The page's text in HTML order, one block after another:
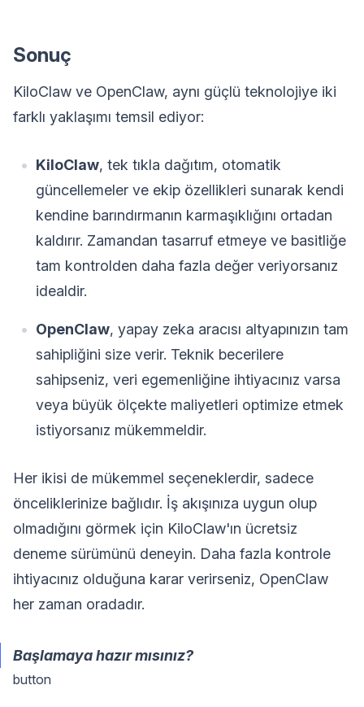
Sonuç
KiloClaw ve OpenClaw, aynı güçlü teknolojiye iki
farklı yaklaşımı temsil ediyor:
KiloClaw, tek tıkla dağıtım, otomatik
güncellemeler ve ekip özellikleri sunarak kendi
kendine barındırmanın karmaşıklığını ortadan
kaldırır. Zamandan tasarruf etmeye ve basitliğe
tam kontrolden daha fazla değer veriyorsanız
idealdir.
OpenClaw, yapay zeka aracısı altyapınızın tam
sahipliğini size verir. Teknik becerilere
sahipseniz, veri egemenliğine ihtiyacınız varsa
veya büyük ölçekte maliyetleri optimize etmek
istiyorsanız mükemmeldir.
Her ikisi de mükemmel seçeneklerdir, sadece
önceliklerinize bağlıdır. İş akışınıza uygun olup
olmadığını görmek için KiloClaw'ın ücretsiz
deneme sürümünü deneyin. Daha fazla kontrole
ihtiyacınız olduğuna karar verirseniz, OpenClaw
her zaman oradadır.
Başlamaya hazır mısınız?
button